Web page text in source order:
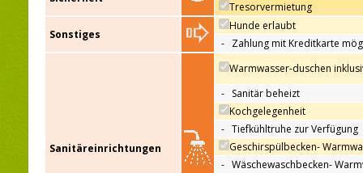
Tresorvermietung
Sonstiges
Hunde erlaubt
- Zahlung mit Kreditkarte
Sanitäreinrichtungen
Warmwasser-duschen
- Sanitär beheizt
Kochgelegenheit
- Tiefkühltruhe zur Verfügung
Geschirspülbecken-
- Wäschewaschbecken-